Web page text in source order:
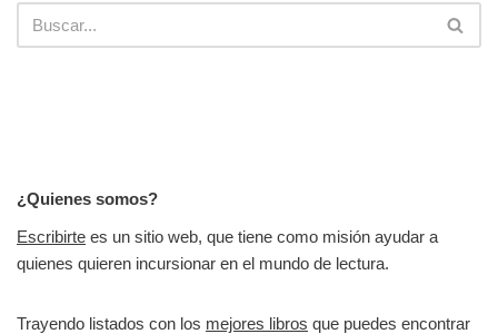
¿Quienes somos?
Escribirte es un sitio web, que tiene como misión ayudar a
quienes quieren incursionar en el mundo de lectura.
Trayendo listados con los mejores libros que puedes encontrar